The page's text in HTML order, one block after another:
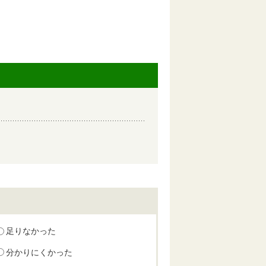
足りなかった
分かりにくかった